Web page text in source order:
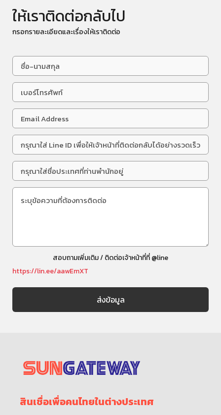
ให้เราติดต่อกลับไป
กรอกรายละเอียดและเรื่องให้เราติดต่อ
สอบถามเพิ่มเติม / ติดต่อเจ้าหน้าที่ที่ @line
https://lin.ee/aawEmXT
สินเชื่อเพื่อคนไทยในต่างประเทศ